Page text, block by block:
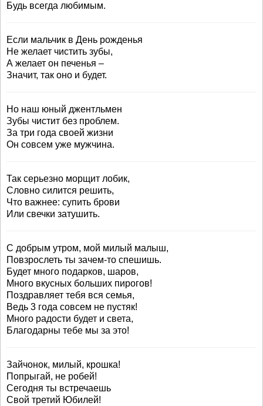
Будь всегда любимым.
Если мальчик в День рожденья
Не желает чистить зубы,
А желает он печенья –
Значит, так оно и будет.
Но наш юный джентльмен
Зубы чистит без проблем.
За три года своей жизни
Он совсем уже мужчина.
Так серьезно морщит лобик,
Словно силится решить,
Что важнее: супить брови
Или свечки затушить.
С добрым утром, мой милый малыш,
Повзрослеть ты зачем-то спешишь.
Будет много подарков, шаров,
Много вкусных больших пирогов!
Поздравляет тебя вся семья,
Ведь 3 года совсем не пустяк!
Много радости будет и света,
Благодарны тебе мы за это!
Зайчонок, милый, крошка!
Попрыгай, не робей!
Сегодня ты встречаешь
Свой третий Юбилей!